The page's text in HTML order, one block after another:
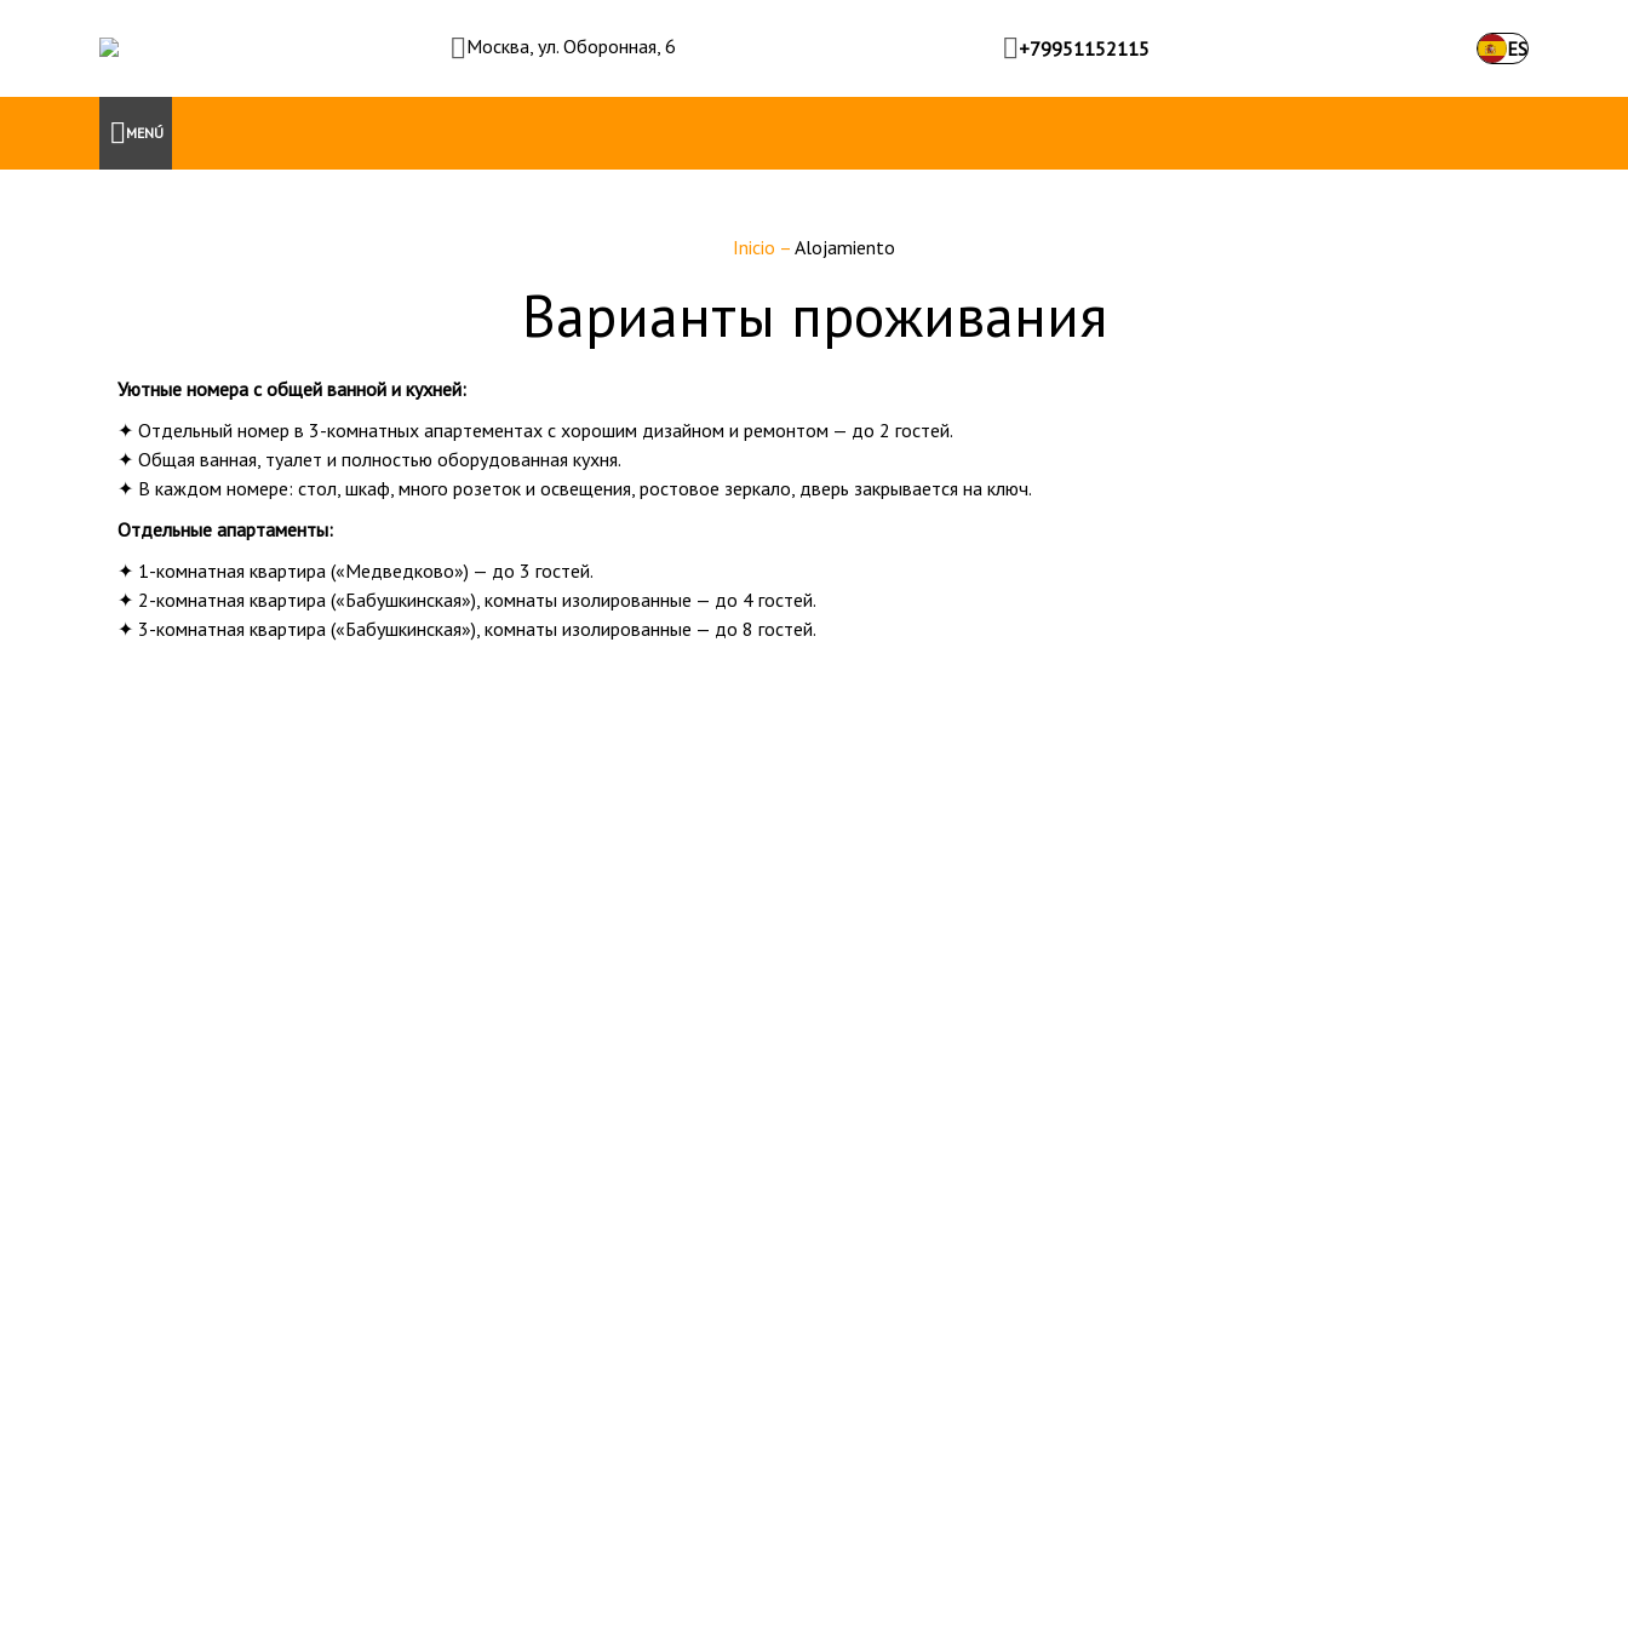
Москва, ул. Оборонная, 6 +79951152115 ES
MENÚ
Inicio – Alojamiento
Варианты проживания
Уютные номера с общей ванной и кухней:
✦ Отдельный номер в 3-комнатных апартементах с хорошим дизайном и ремонтом — до 2 гостей.
✦ Общая ванная, туалет и полностью оборудованная кухня.
✦ В каждом номере: стол, шкаф, много розеток и освещения, ростовое зеркало, дверь закрывается на ключ.
Отдельные апартаменты:
✦ 1-комнатная квартира («Медведково») — до 3 гостей.
✦ 2-комнатная квартира («Бабушкинская»), комнаты изолированные — до 4 гостей.
✦ 3-комнатная квартира («Бабушкинская»), комнаты изолированные — до 8 гостей.